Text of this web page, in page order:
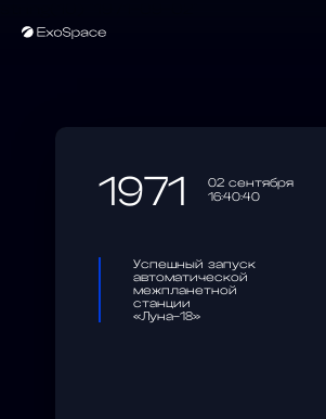
1971
02 сентября
16:40:40
Успешный запуск
автоматической
межпланетной
станции
«Луна-18»